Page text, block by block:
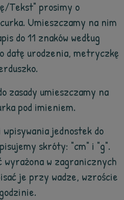
Tekst" prosimy o
Umieszczamy na nim
do 11 znaków według
datę urodzenia, metryczkę
zasady umieszczamy na
pod imieniem.
jednostek do
skróty: "cm" i "g".
w zagranicznych
je przy wadze, wzroście